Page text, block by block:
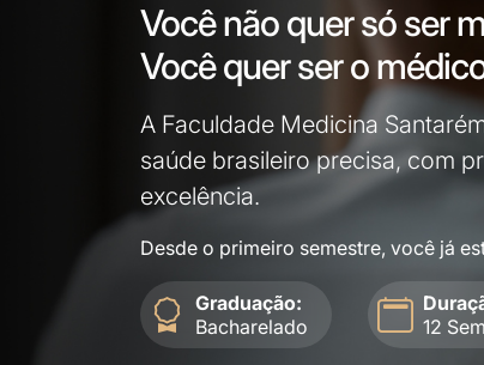
Você não quer sóser
Você quer ser o
A Faculdade Medicina
saúde brasileiro precisa, com
excelência.
Desde o primeiro semestre, você já
Graduação:
Bacharelado
12